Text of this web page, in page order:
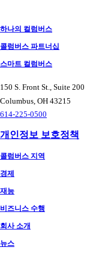
탐
색
하나의 컬럼버스
콜럼버스 파트너십
스마트 컬럼버스
150 S. Front St., Suite 200
Columbus, OH 43215
614-225-0500
개인정보 보호정책
콜럼버스 지역
경제
재능
비즈니스 수행
회사 소개
뉴스